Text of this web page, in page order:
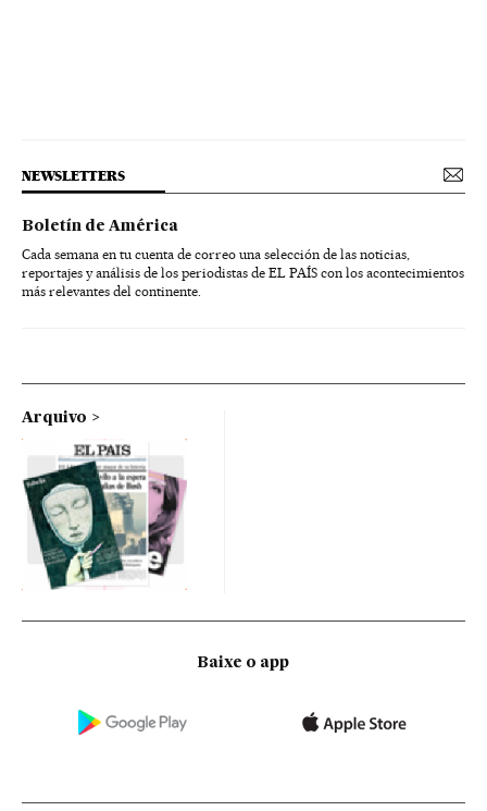
NEWSLETTERS
Boletín de América
Cada semana en tu cuenta de correo una selección de las noticias,
reportajes y análisis de los periodistas de EL PAÍS con los acontecimientos
más relevantes del continente.
Arquivo
Baixe o app